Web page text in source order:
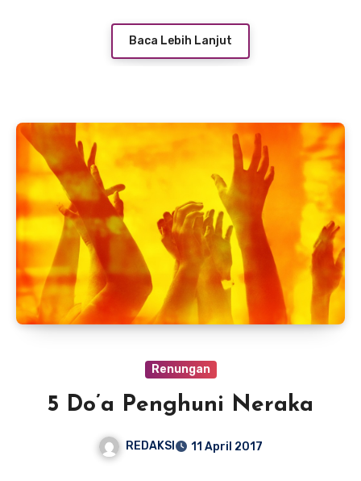
Baca Lebih Lanjut
Renungan
5 Do’a Penghuni Neraka
REDAKSI 11 April 2017